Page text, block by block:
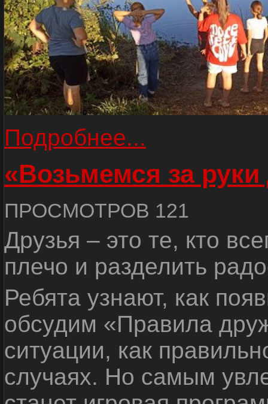
Подробнее...
«Возьмемся за руки
ПРОСМОТРОВ 121
Друзья – это те, кто
плечо и разделить
Ребята узнают, как
обсудим «Правила
ситуации, как
случаях. Но самым